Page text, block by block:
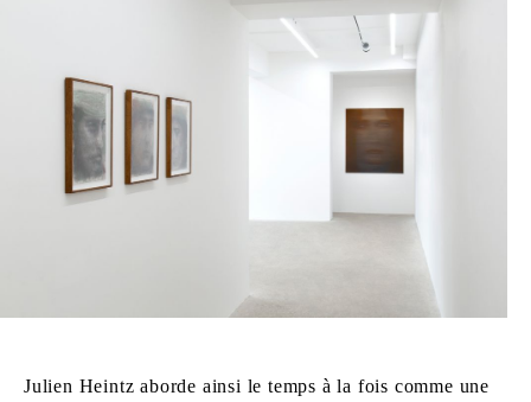
Julien Heintz aborde ainsi le temps à la fois comme une